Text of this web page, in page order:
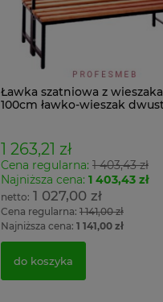
Ławka szatniowa z
100cm ławko-wieszak
1 263,21 zł
Cena regularna: 1 403,43 zł
Najniższa cena: 1 403,43 zł
1 027,00 zł
Cena regularna: 1 141,00 zł
Najniższa cena: 1 141,00 zł
do koszyka